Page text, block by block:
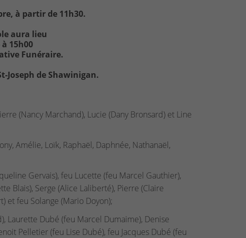
à partir de 11h30.
aura lieu
15h00
Funéraire.
Joseph de Shawinigan.
(Nancy Marchand), Lucie (Dany Bronsard) et Line
Amélie, Loïk, Raphaël, Daphnée, Nathanaël,
Gervais), feu Lucette (feu Marcel Gauthier),
Blais), Serge (Alice Laliberté), Pierre (Claire
et feu Solange (Mario Doyon);
Laurette Dubé (feu Marcel Dumaime), Denise
Pelletier (feu Lise Dubé), feu Jacques Dubé (feu